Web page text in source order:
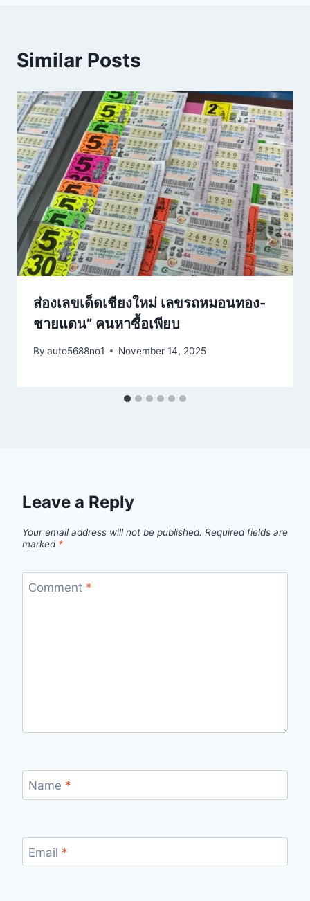
Similar Posts
ส่องเลขเด็ดเชียงใหม่ เลขรถหมอนทอง-
ชายแดน” คนหาซื้อเพียบ
By auto5688no1 November 14, 2025
Leave a Reply
Your email address will not be published. Required fields are
marked *
Comment *
Name *
Email *